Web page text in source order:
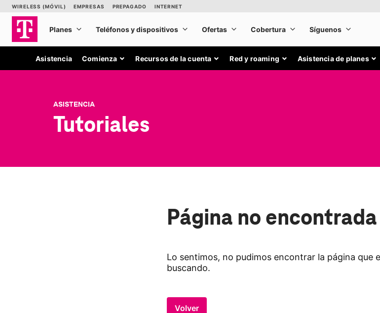
Asistencia Comienza Recursos de la cuenta Red y roaming Asistencia de planes
ASISTENCIA
Tutoriales